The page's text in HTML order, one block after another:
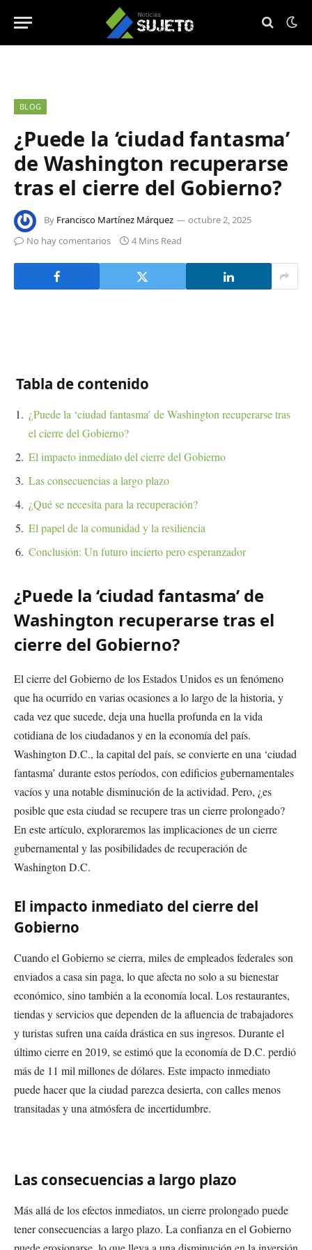
BLOG
¿Puede la ‘ciudad fantasma’
de Washington recuperarse
tras el cierre del Gobierno?
By Francisco Martínez Márquez
octubre 2, 2025
No hay comentarios
4 Mins Read
Tabla de contenido
¿Puede la ‘ciudad fantasma’ de Washington recuperarse tras
el cierre del Gobierno?
El impacto inmediato del cierre del Gobierno
Las consecuencias a largo plazo
¿Qué se necesita para la recuperación?
El papel de la comunidad y la resiliencia
Conclusión: Un futuro incierto pero esperanzador
¿Puede la ‘ciudad fantasma’ de
Washington recuperarse tras el
cierre del Gobierno?
El cierre del Gobierno de los Estados Unidos es un fenómeno
que ha ocurrido en varias ocasiones a lo largo de la historia, y
cada vez que sucede, deja una huella profunda en la vida
cotidiana de los ciudadanos y en la economía del país.
Washington D.C., la capital del país, se convierte en una ‘ciudad
fantasma’ durante estos períodos, con edificios gubernamentales
vacíos y una notable disminución de la actividad. Pero, ¿es
posible que esta ciudad se recupere tras un cierre prolongado?
En este artículo, exploraremos las implicaciones de un cierre
gubernamental y las posibilidades de recuperación de
Washington D.C.
El impacto inmediato del cierre del
Gobierno
Cuando el Gobierno se cierra, miles de empleados federales son
enviados a casa sin paga, lo que afecta no solo a su bienestar
económico, sino también a la economía local. Los restaurantes,
tiendas y servicios que dependen de la afluencia de trabajadores
y turistas sufren una caída drástica en sus ingresos. Durante el
último cierre en 2019, se estimó que la economía de D.C. perdió
más de 11 mil millones de dólares. Este impacto inmediato
puede hacer que la ciudad parezca desierta, con calles menos
transitadas y una atmósfera de incertidumbre.
Las consecuencias a largo plazo
Más allá de los efectos inmediatos, un cierre prolongado puede
tener consecuencias a largo plazo. La confianza en el Gobierno